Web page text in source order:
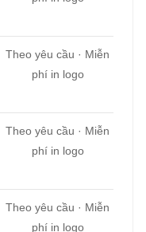
Theo yêu cầu · Miễn
phí in logo
Theo yêu cầu · Miễn
phí in logo
Theo yêu cầu · Miễn
phí in logo